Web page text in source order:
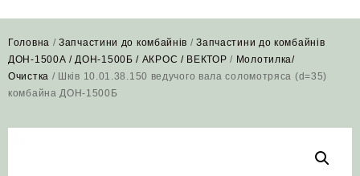
Головна /Запчастини до комбайнів /Запчастини до комбайнів
ДОН-1500А / ДОН-1500Б / АКРОС / ВЕКТОР / Молотилка/
Очистка / Шків 10.01.38.150 ведучого вала соломотряса (d=35)
комбайна ДОН-1500Б